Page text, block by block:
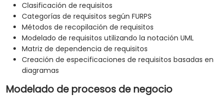
Clasificación de requisitos
Categorías de requisitos según FURPS
Métodos de recopilación de requisitos
Modelado de requisitos utilizando la notación UML
Matriz de dependencia de requisitos
Creación de especificaciones de requisitos basadas en
diagramas
Modelado de procesos de negocio